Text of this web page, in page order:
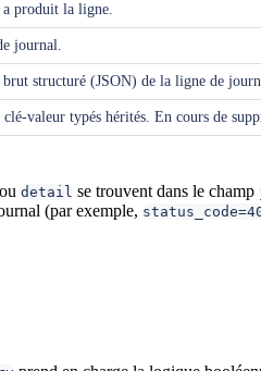
produit la ligne.
journal.
structuré (JSON) de la ligne de
valeur typés hérités. En cours de
ou detail se trouvent dans le champ
(par exemple,